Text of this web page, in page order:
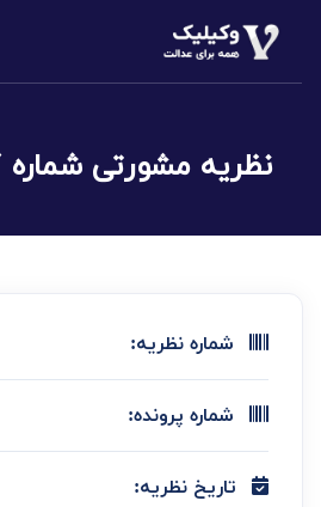
نظریه مشورتی شماره 1588/95/7
شماره نظریه:
شماره پرونده:
تاریخ نظریه: